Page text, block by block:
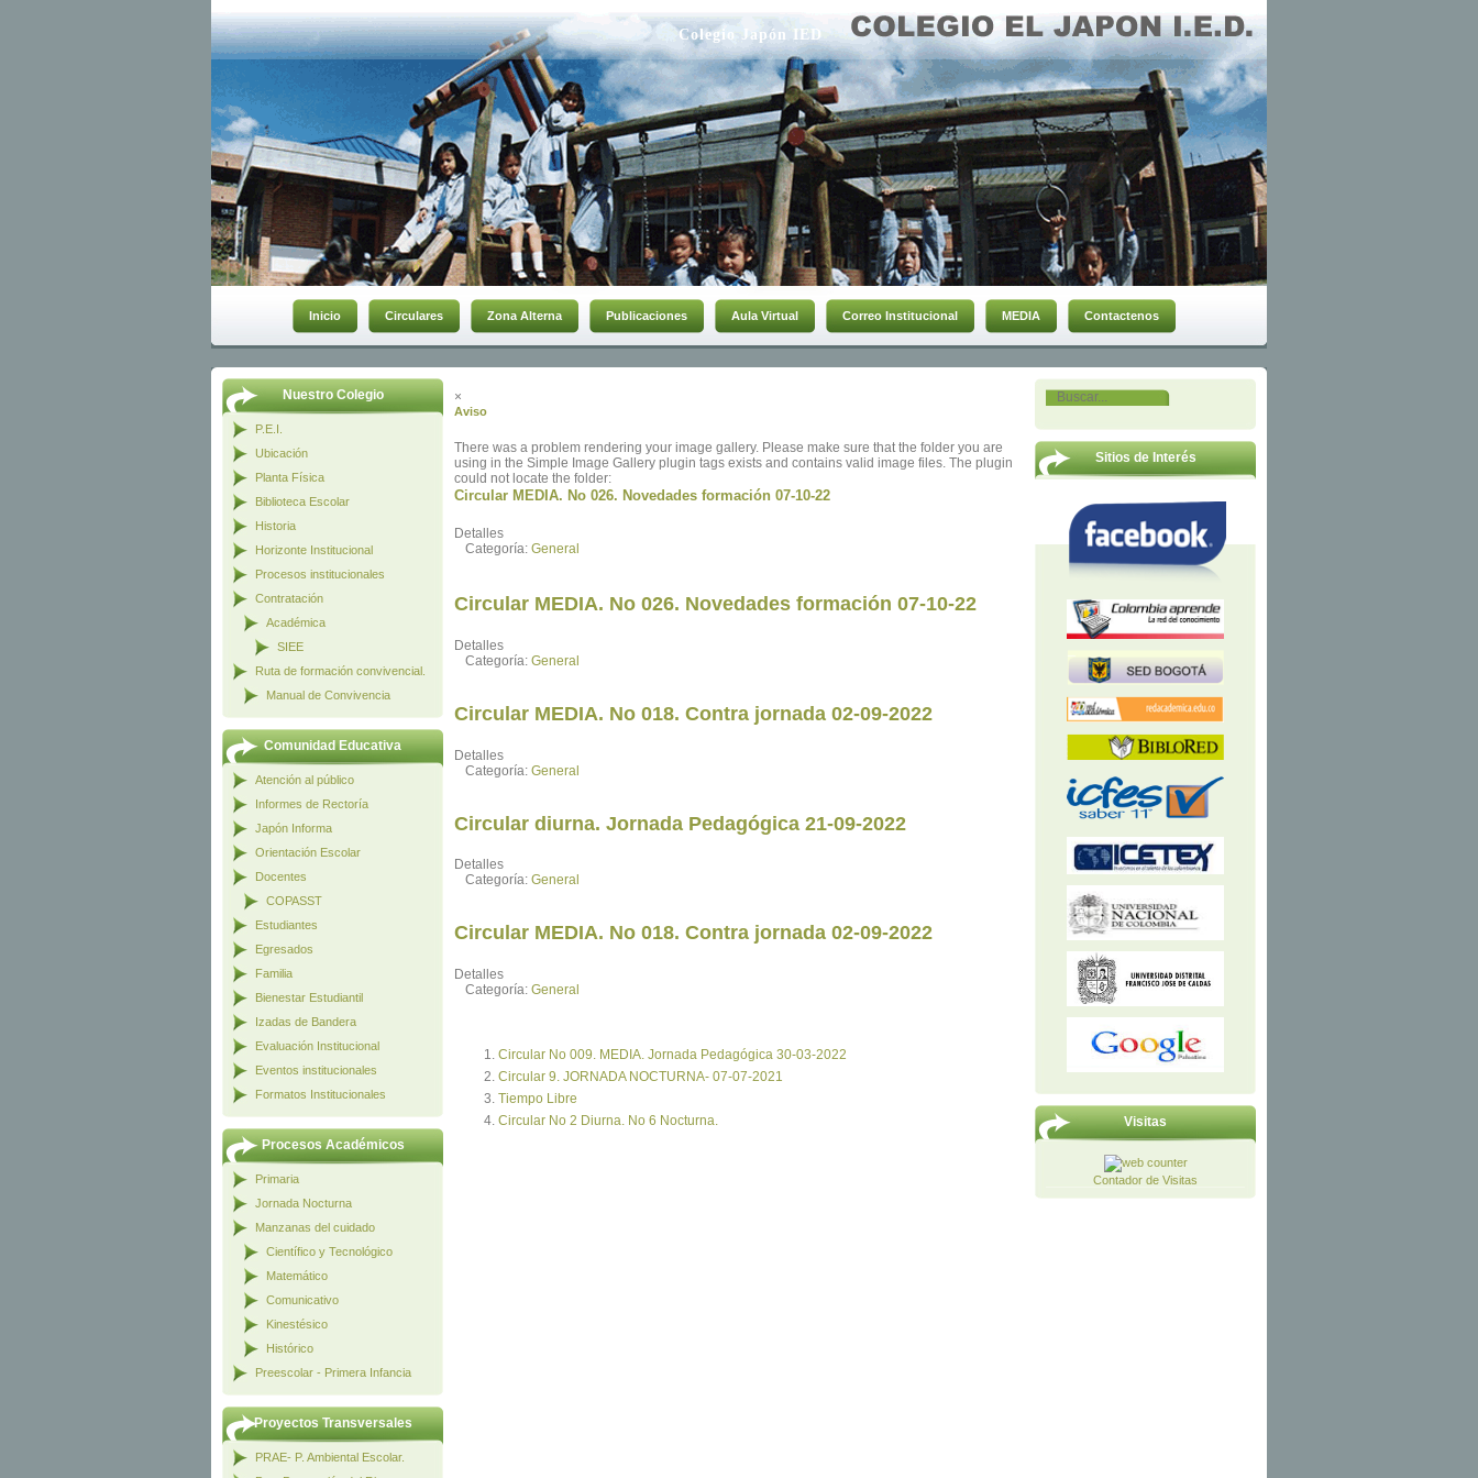
Colegio Japón IED
Inicio Circulares Zona Alterna Publicaciones Aula Virtual Correo Institucional MEDIA Contactenos
Nuestro Colegio
P.E.I.
Ubicación
Planta Física
Biblioteca Escolar
Historia
Horizonte Institucional
Procesos institucionales
Contratación
Académica
SIEE
Ruta de formación convivencial.
Manual de Convivencia
Comunidad Educativa
Atención al público
Informes de Rectoría
Japón Informa
Orientación Escolar
Docentes
COPASST
Estudiantes
Egresados
Familia
Bienestar Estudiantil
Izadas de Bandera
Evaluación Institucional
Eventos institucionales
Formatos Institucionales
Procesos Académicos
Primaria
Jornada Nocturna
Manzanas del cuidado
Científico y Tecnológico
Matemático
Comunicativo
Kinestésico
Histórico
Preescolar - Primera Infancia
Proyectos Transversales
PRAE- P. Ambiental Escolar.
×
Aviso
There was a problem rendering your image gallery. Please make sure that the folder you are
using in the Simple Image Gallery plugin tags exists and contains valid image files. The plugin
could not locate the folder:
Circular MEDIA. No 026. Novedades formación 07-10-22
Detalles
Categoría: General
Circular MEDIA. No 026. Novedades formación 07-10-22
Detalles
Categoría: General
Circular MEDIA. No 018. Contra jornada 02-09-2022
Detalles
Categoría: General
Circular diurna. Jornada Pedagógica 21-09-2022
Detalles
Categoría: General
Circular MEDIA. No 018. Contra jornada 02-09-2022
Detalles
Categoría: General
Circular No 009. MEDIA. Jornada Pedagógica 30-03-2022
Circular 9. JORNADA NOCTURNA- 07-07-2021
Tiempo Libre
Circular No 2 Diurna. No 6 Nocturna.
Sitios de Interés
Visitas
Contador de Visitas